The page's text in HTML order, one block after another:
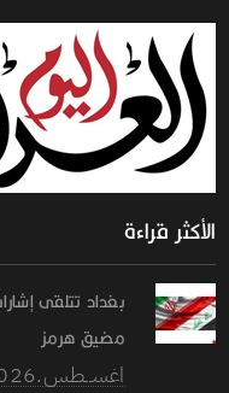
الأكثر قراءة
بغداد تتلقى
مضيق هرمز
03 اغســطس.2026 - 1:11